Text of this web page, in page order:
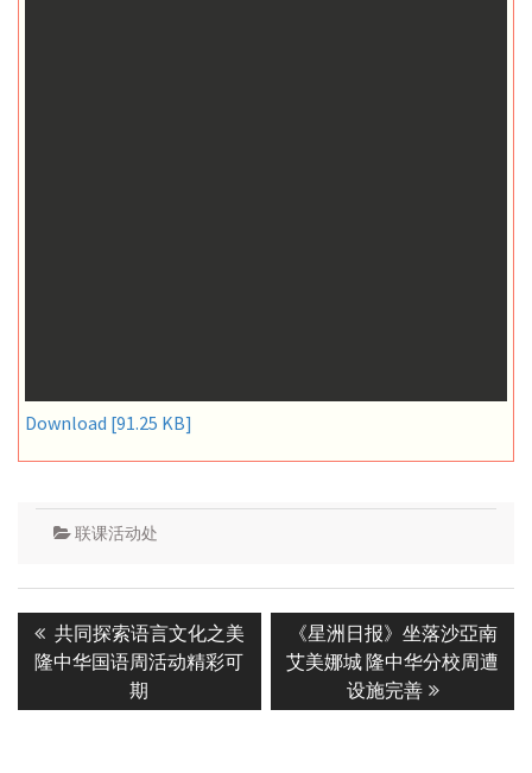
Download [91.25 KB]
联课活动处
navigation
Previous
post:
共同探索语言文化之美
隆中华国语周活动精彩可
期
Next
post:
《星洲日报》坐落沙亞南
艾美娜城 隆中华分校周遭
设施完善